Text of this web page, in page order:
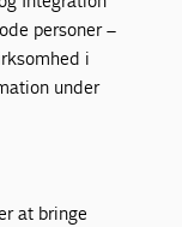
personer –
i
under
at bringe